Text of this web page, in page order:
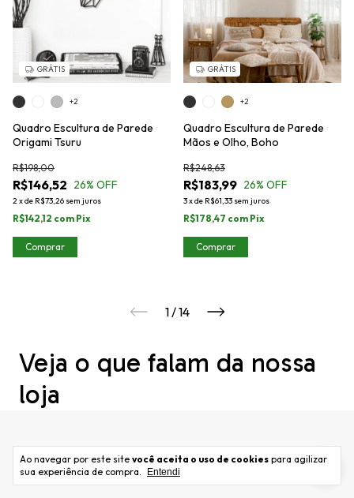
Ao navegar por este site você aceita o uso de cookies para agilizar
sua experiência de compra.
Entendi
GRÁTIS
Quadro Escultura de Parede
Origami Tsuru
R$146,52
R$198,00
26% OFF
2xde R$73,26 sem juros
R$142,12 com Pix
+2
Comprar
GRÁTIS
Quadro Escultura de Parede
Mãos e Olho, Boho
R$183,99
R$248,63
26% OFF
3xde R$61,33 sem juros
R$178,47 com Pix
+2
Comprar
1/14
Veja o que falam da nossa
loja